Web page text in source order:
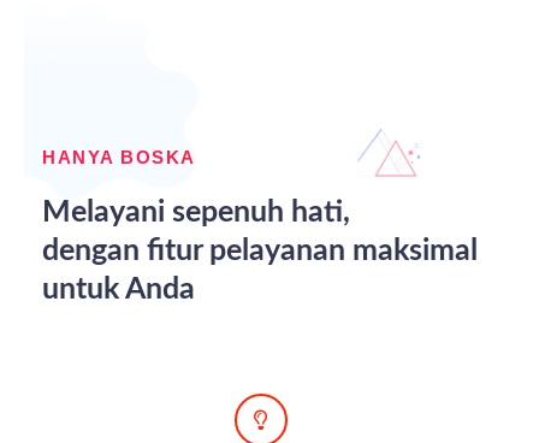
HANYA BOSKA
Melayani sepenuh hati,
dengan fitur pelayanan maksimal
untuk Anda